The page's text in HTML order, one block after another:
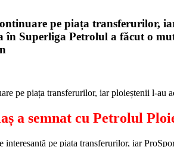
pe piața transferurilor,
în Superliga Petrolul a făcut o
pe piața transferurilor, iar ploieștenii l-au
a semnat cu Petrolul
interesantă pe piața transferurilor, iar